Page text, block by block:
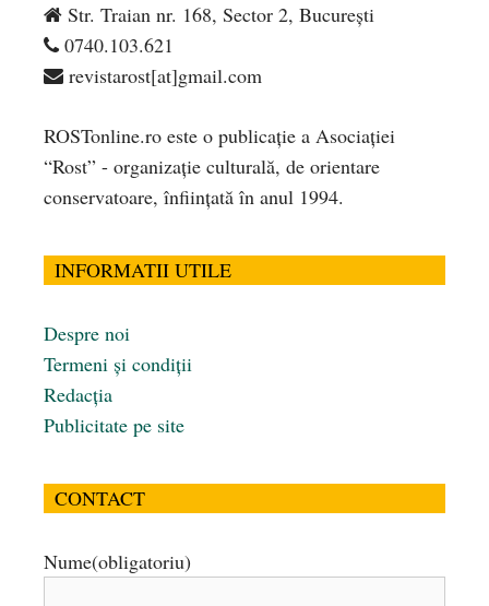
Str. Traian nr. 168, Sector 2, București
0740.103.621
revistarost[at]gmail.com
ROSTonline.ro este o publicaţie a Asociaţiei
“Rost” - organizaţie culturală, de orientare
conservatoare, înfiinţată în anul 1994.
INFORMATII UTILE
Despre noi
Termeni și condiții
Redacția
Publicitate pe site
CONTACT
Nume(obligatoriu)